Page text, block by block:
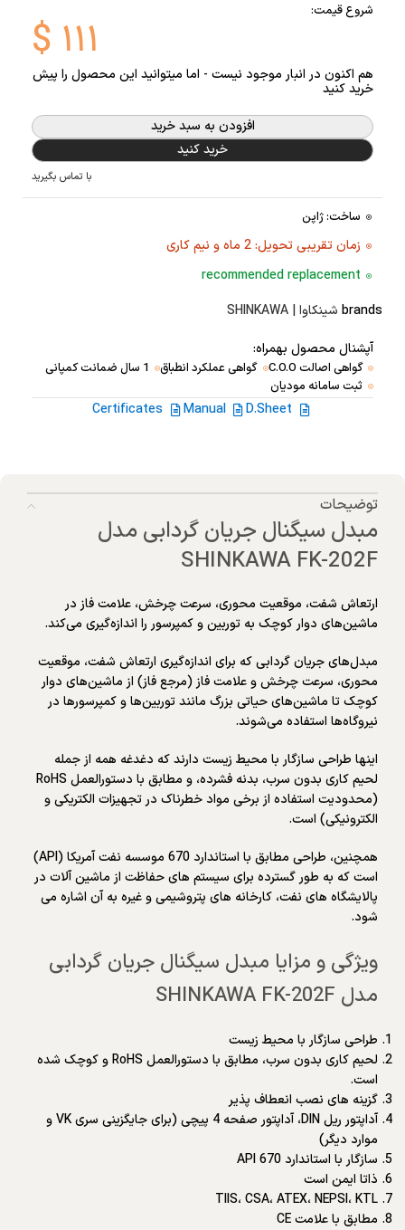
شروع قیمت:
$ ۱۱۱
هم اکنون در انبار موجود نیست - اما میتوانید این محصول را پیش
خرید کنید
افزودن به سبد خرید
خرید کنید
با تماس بگیرید
ساخت: ژاپن
زمان تقریبی تحویل: 2 ماه و نیم کاری
recommended replacement
brands شینکاوا | SHINKAWA
آپشنال محصول بهمراه:
گواهی اصالت C.O.O گواهی عملکرد انطباق
1 سال ضمانت کمپانی
ثبت سامانه مودیان
D.Sheet
Manual
Certificates
توضیحات
مبدل سیگنال جریان گردابی مدل
SHINKAWA FK-202F
ارتعاش شفت، موقعیت محوری، سرعت چرخش، علامت فاز در
ماشین‌های دوار کوچک به توربین و کمپرسور را اندازه‌گیری می‌کند.
مبدل‌های جریان گردابی که برای اندازه‌گیری ارتعاش شفت، موقعیت
محوری، سرعت چرخش و علامت فاز (مرجع فاز) از ماشین‌های دوار
کوچک تا ماشین‌های حیاتی بزرگ مانند توربین‌ها و کمپرسورها در
نیروگاه‌ها استفاده می‌شوند.
اینها طراحی سازگار با محیط زیست دارند که دغدغه همه از جمله
لحیم کاری بدون سرب، بدنه فشرده، و مطابق با دستورالعمل RoHS
(محدودیت استفاده از برخی مواد خطرناک در تجهیزات الکتریکی و
الکترونیکی) است.
همچنین، طراحی مطابق با استاندارد 670 موسسه نفت آمریکا (API)
است که به طور گسترده برای سیستم های حفاظت از ماشین آلات در
پالایشگاه های نفت، کارخانه های پتروشیمی و غیره به آن اشاره می
شود.
ویژگی و مزایا مبدل سیگنال جریان گردابی
مدل SHINKAWA FK-202F
طراحی سازگار با محیط زیست
لحیم کاری بدون سرب، مطابق با دستورالعمل RoHS و کوچک شده
است.
گزینه های نصب انعطاف پذیر
آداپتور ریل DIN، آداپتور صفحه 4 پیچی (برای جایگزینی سری VK و
موارد دیگر)
سازگار با استاندارد API 670
ذاتا ایمن است
TIIS، CSA، ATEX، NEPSI، KTL
مطابق با علامت CE